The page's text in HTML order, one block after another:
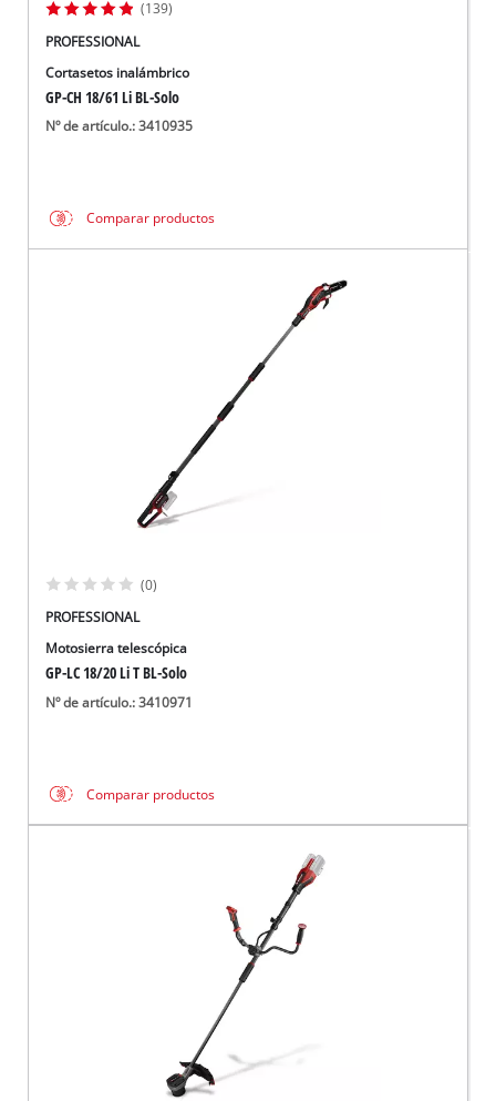
(139)
PROFESSIONAL
Cortasetos inalámbrico
GP-CH 18/61 Li BL-Solo
Nº de artículo.: 3410935
Comparar productos
(0)
PROFESSIONAL
Motosierra telescópica
GP-LC 18/20 Li T BL-Solo
Nº de artículo.: 3410971
Comparar productos